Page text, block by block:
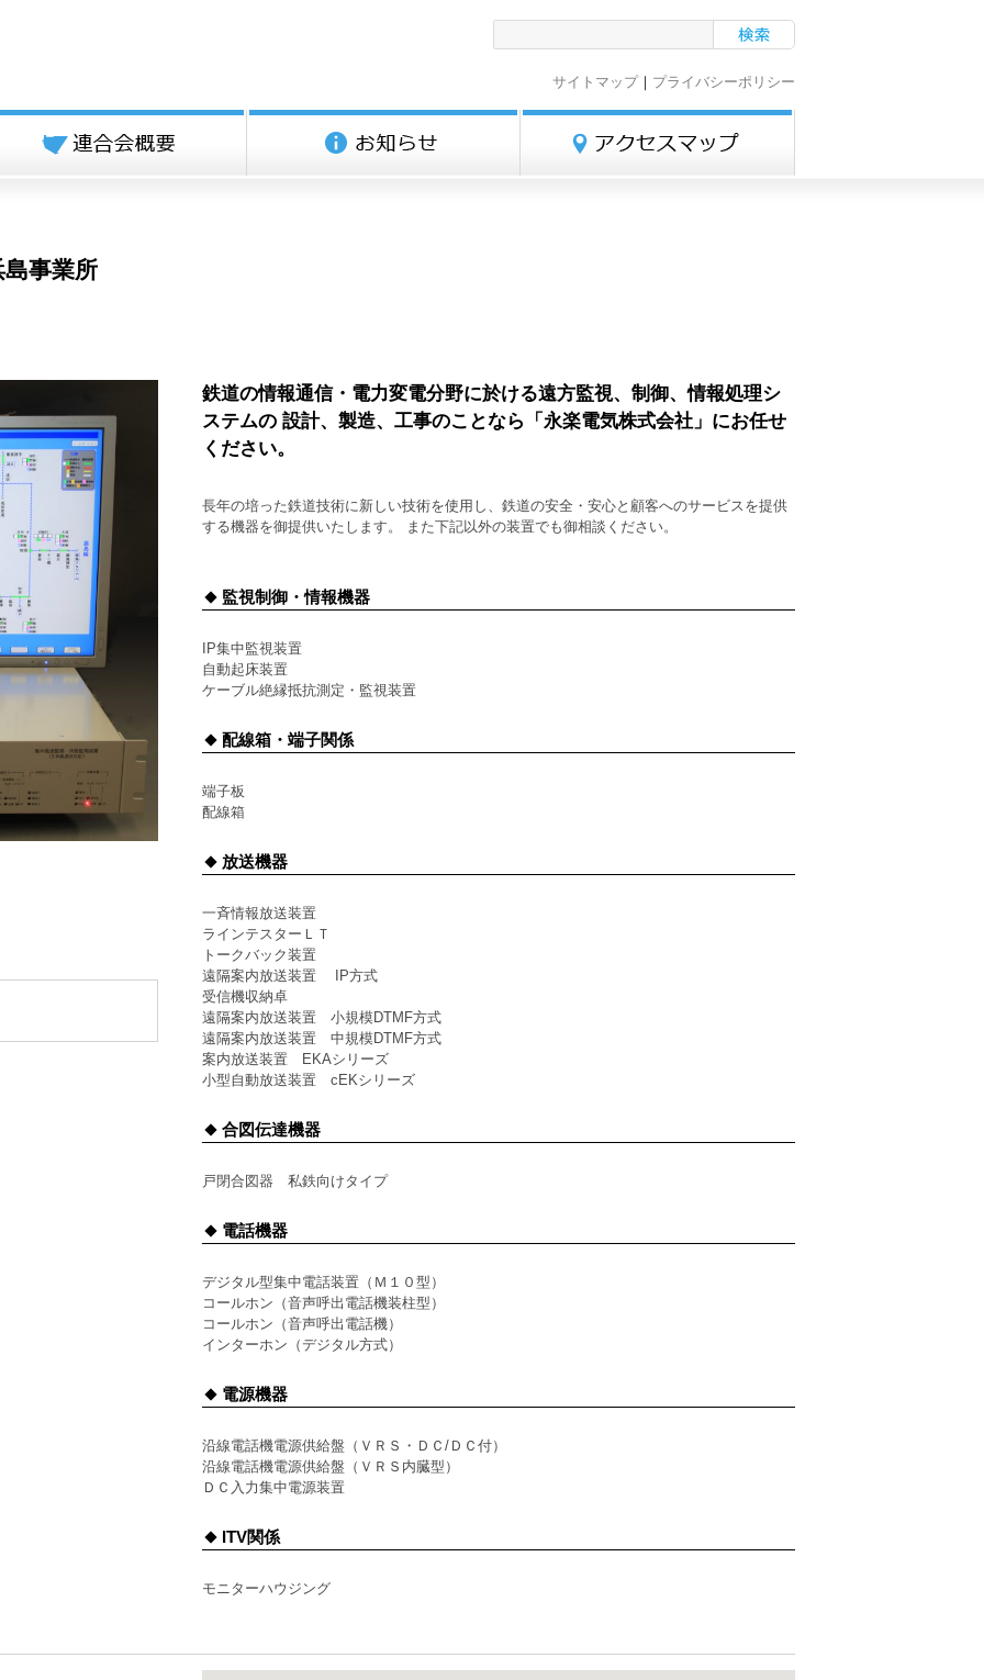
サイトマップ｜ プライバシーポリシー
事業所
鉄道の情報通信・電力変電分野に於ける遠方監視、制御、情報処理シ
ステムの 設計、製造、工事のことなら「永楽電気株式会社」にお任せ
ください。
長年の培った鉄道技術に新しい技術を使用し、鉄道の安全・安心と顧客へのサービスを提供
する機器を御提供いたします。 また下記以外の装置でも御相談ください。
監視制御・情報機器
IP集中監視装置
自動起床装置
ケーブル絶縁抵抗測定・監視装置
配線箱・端子関係
端子板
配線箱
放送機器
一斉情報放送装置
ラインテスターＬＴ
トークバック装置
遠隔案内放送装置 IP方式
受信機収納卓
遠隔案内放送装置 小規模DTMF方式
遠隔案内放送装置 中規模DTMF方式
案内放送装置 EKAシリーズ
小型自動放送装置 cEKシリーズ
合図伝達機器
戸閉合図器 私鉄向けタイプ
電話機器
デジタル型集中電話装置（Ｍ１０型）
コールホン（音声呼出電話機装柱型）
コールホン（音声呼出電話機）
インターホン（デジタル方式）
電源機器
沿線電話機電源供給盤（ＶＲＳ・ＤＣ/ＤＣ付）
沿線電話機電源供給盤（ＶＲＳ内臓型）
ＤＣ入力集中電源装置
ITV関係
モニターハウジング